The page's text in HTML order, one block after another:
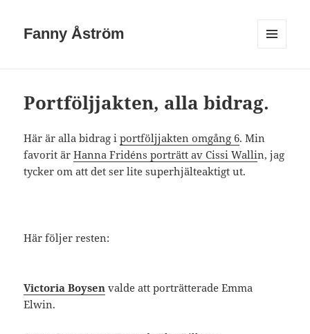
Fanny Åström
Portföljjakten, alla bidrag.
Här är alla bidrag iportföljjakten omgång 6. Min
favorit ärHanna Fridéns porträtt av Cissi Wallin, jag
tycker om att det ser lite superhjälteaktigt ut.
Här följer resten:
Victoria Boysen valde att porträtterade Emma
Elwin.